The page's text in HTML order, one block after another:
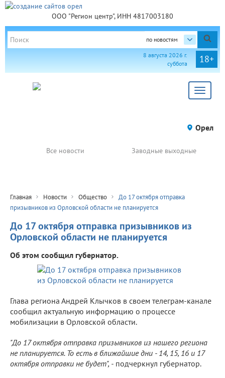
ООО "Регион центр", ИНН 4817003180
по новостям
18+
8 августа 2026 г.
суббота
Toggle
Орел
Все новости Заводные выходные
Главная Новости Общество
До 17 октября отправка
призывников из Орловской области не планируется
До 17 октября отправка призывников из
Орловской области не планируется
Об этом сообщил губернатор.
Глава региона Андрей Клычков в своем телеграм-канале
сообщил актуальную информацию о процессе
мобилизации в Орловской области.
"До 17 октября отправка призывников из нашего региона
не планируется. То есть в ближайшие дни - 14, 15, 16 и 17
октября отправки не будет", - подчеркнул губернатор.